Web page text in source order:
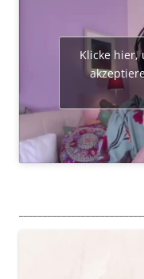
Klicke hier,